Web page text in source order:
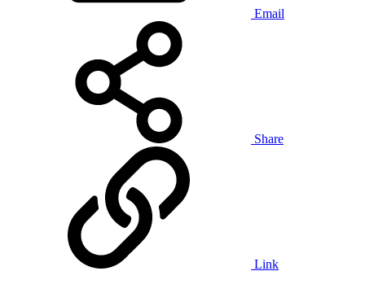
Email
Share
Link